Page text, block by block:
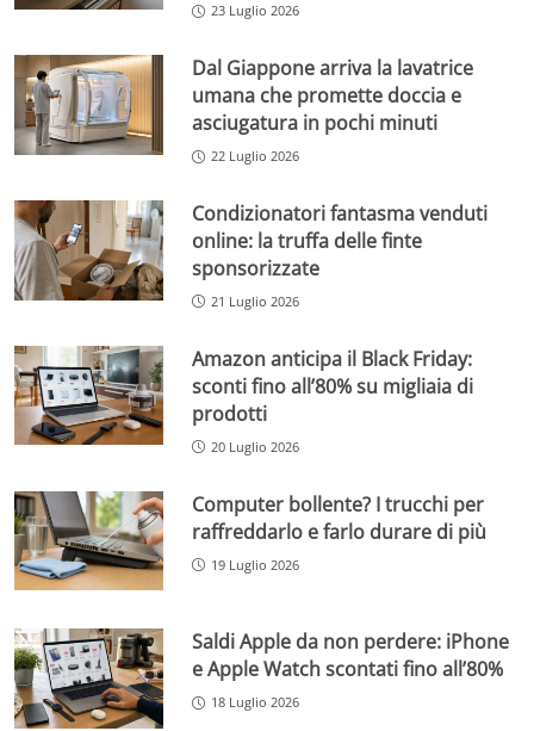
23 Luglio 2026
Dal Giappone arriva la lavatrice
umana che promette doccia e
asciugatura in pochi minuti
22 Luglio 2026
Condizionatori fantasma venduti
online: la truffa delle finte
sponsorizzate
21 Luglio 2026
Amazon anticipa il Black Friday:
sconti fino all’80% su migliaia di
prodotti
20 Luglio 2026
Computer bollente? I trucchi per
raffreddarlo e farlo durare di più
19 Luglio 2026
Saldi Apple da non perdere: iPhone
e Apple Watch scontati fino all’80%
18 Luglio 2026